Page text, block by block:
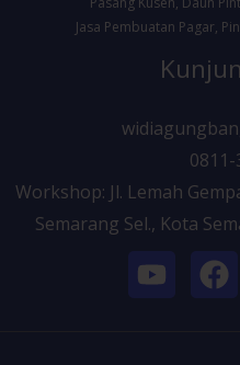
Jasa Pembuatan Pagar,
Workshop: Jl. Lemah
Semarang Sel., Kota